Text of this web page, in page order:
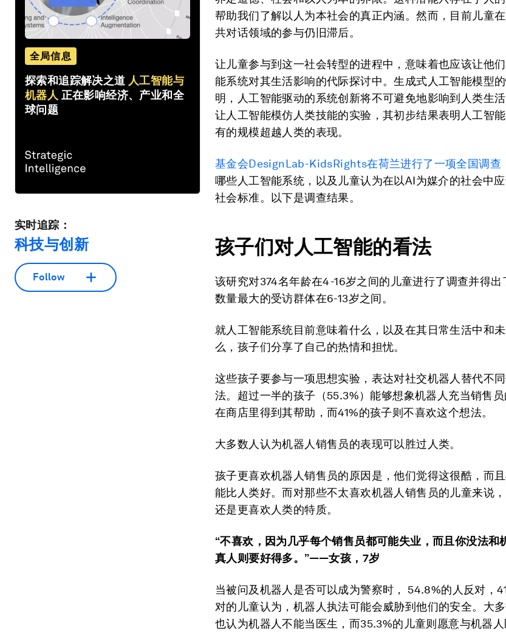
全局信息
探索和追踪解决之道 人工智能与
机器人 正在影响经济、产业和全
球问题
实时追踪：
科技与创新
Follow
帮助我们了解以人为本社会的真正内涵。然而，目前儿童
共对话领域的参与仍旧滞后。
让儿童参与到这一社会转型的进程中，意味着也应该让他
能系统对其生活影响的代际探讨中。生成式人工智能模型
明，人工智能驱动的系统创新将不可避免地影响到人类生
让人工智能模仿人类技能的实验，其初步结果表明人工智
有的规模超越人类的表现。
基金会DesignLab-KidsRights在荷兰进行了一项全国调查
哪些人工智能系统，以及儿童认为在以AI为媒介的社会中
社会标准。以下是调查结果。
孩子们对人工智能的看法
该研究对374名年龄在4-16岁之间的儿童进行了调查并得出
数量最大的受访群体在6-13岁之间。
就人工智能系统目前意味着什么，以及在其日常生活中和
么，孩子们分享了自己的热情和担忧。
这些孩子要参与一项思想实验，表达对社交机器人替代不
法。超过一半的孩子（55.3%）能够想象机器人充当销售
在商店里得到其帮助，而41%的孩子则不喜欢这个想法。
大多数人认为机器人销售员的表现可以胜过人类。
孩子更喜欢机器人销售员的原因是，他们觉得这很酷，而
能比人类好。而对那些不太喜欢机器人销售员的儿童来说
还是更喜欢人类的特质。
“不喜欢 ，因为几乎每个销售员都可能失业 ，而且你没法和
真人 则要好得多。”——女孩， 7岁
当被问及机器人是否可以成为警察时， 54.8%的人反对，
对的儿童认为，机器人执法可能会威胁到他们的安全。大多
也认为机器人不能当医生，而35.3%的儿童则愿意与机器人